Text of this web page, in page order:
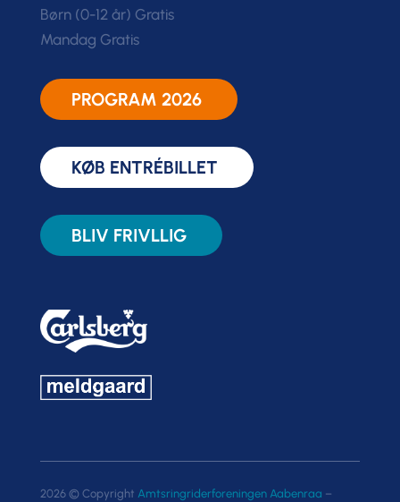
Børn (0-12 år) Gratis
Mandag Gratis
PROGRAM 2026
KØB ENTRÉBILLET
BLIV FRIVLLIG
2026 © Copyright Amtsringriderforeningen Aabenraa –